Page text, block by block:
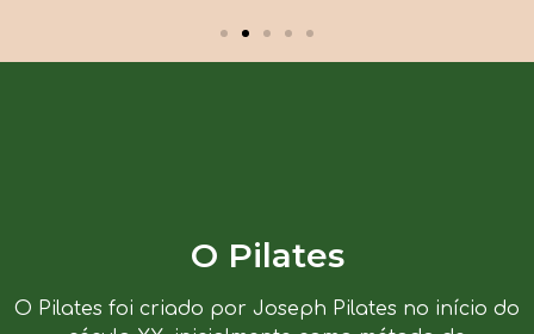
O Pilates
O Pilates foi criado por Joseph Pilates no início do